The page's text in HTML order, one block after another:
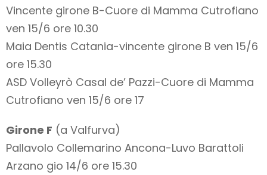
Vincente girone B-Cuore di Mamma Cutrofiano
ven 15/6 ore 10.30
Maia Dentis Catania-vincente girone B ven 15/6
ore 15.30
ASD Volleyrò Casal de’ Pazzi-Cuore di Mamma
Cutrofiano ven 15/6 ore 17
Girone F (a Valfurva)
Pallavolo Collemarino Ancona-Luvo Barattoli
Arzano gio 14/6 ore 15.30